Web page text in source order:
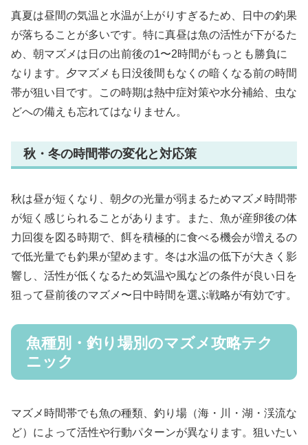
真夏は昼間の気温と水温が上がりすぎるため、日中の釣果
が落ちることが多いです。特に真昼は魚の活性が下がるた
め、朝マズメは日の出前後の1〜2時間がもっとも勝負に
なります。夕マズメも日没後間もなくの暗くなる前の時間
帯が狙い目です。この時期は熱中症対策や水分補給、虫な
どへの備えも忘れてはなりません。
秋・冬の時間帯の変化と対応策
秋は昼が短くなり、朝夕の光量が弱まるためマズメ時間帯
が短く感じられることがあります。また、魚が産卵後の体
力回復を図る時期で、餌を積極的に食べる機会が増えるの
で低光量でも釣果が望めます。冬は水温の低下が大きく影
響し、活性が低くなるため気温や風などの条件が良い日を
狙って昼前後のマズメ〜日中時間を選ぶ戦略が有効です。
魚種別・釣り場別のマズメ攻略テク
ニック
マズメ時間帯でも魚の種類、釣り場（海・川・湖・渓流な
ど）によって活性や行動パターンが異なります。狙いたい